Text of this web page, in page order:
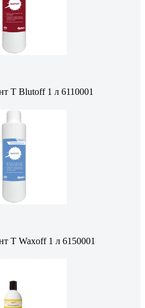
Т Blutoff 1 л 6110001
Т Waxoff 1 л 6150001